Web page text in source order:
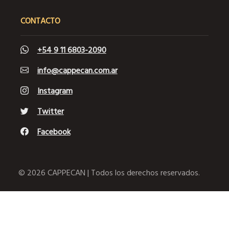
CONTACTO
+54 9 11 6803-2090
info@cappecan.com.ar
Instagram
Twitter
Facebook
© 2026 CAPPECAN | Todos los derechos reservados.